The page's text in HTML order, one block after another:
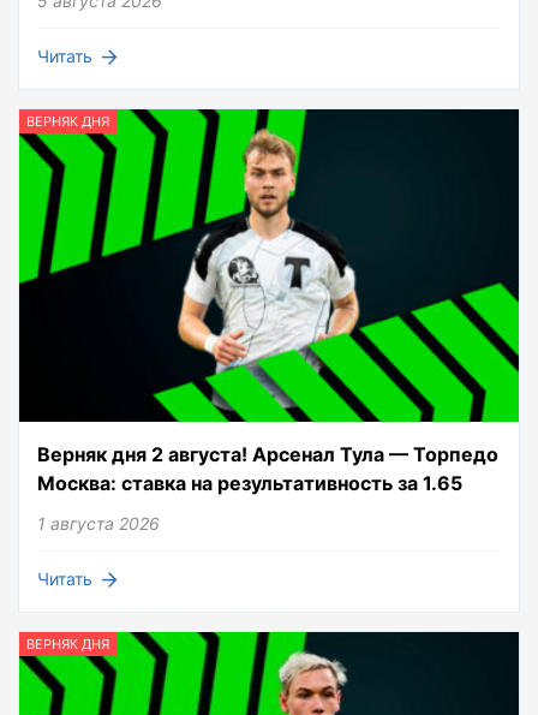
Читать
ВЕРНЯК ДНЯ
Верняк дня 2 августа! Арсенал Тула — Торпедо
Москва: ставка на результативность за 1.65
1 августа 2026
Читать
ВЕРНЯК ДНЯ